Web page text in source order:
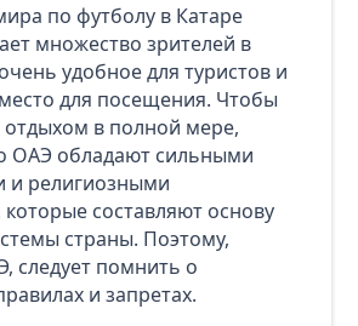
по футболу в Катаре
множество зрителей в
удобное для туристов и
для посещения. Чтобы
отдыхом в полной мере,
ОАЭ обладают сильными
и религиозными
составляют основу
страны. Поэтому,
следует помнить о
и запретах.